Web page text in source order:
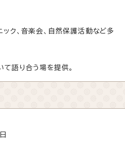
ク、音楽会、自然保護活動など多
語り合う場を提供。